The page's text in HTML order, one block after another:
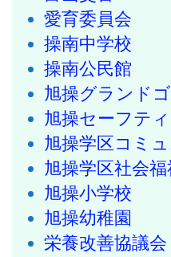
愛育委員会
操南中学校
操南公民館
旭操グランド
旭操セーフテ
旭操学区コミ
旭操学区社会
旭操小学校
旭操幼稚園
栄養改善協議会